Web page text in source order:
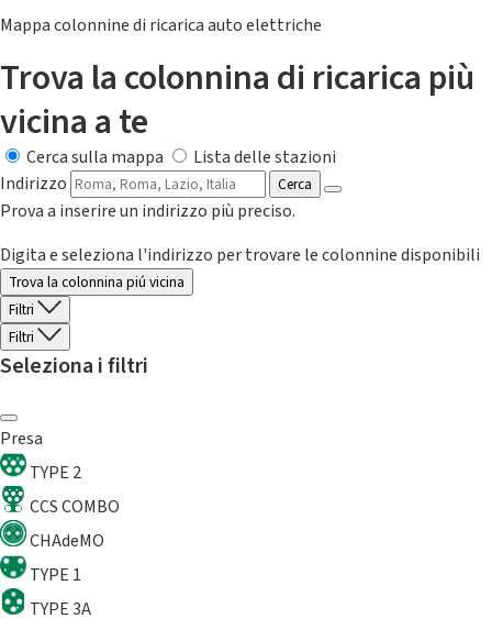
Mappa colonnine di ricarica auto elettriche
Trova la colonnina di ricarica più
vicina a te
Cerca sulla mappa
Lista delle stazioni
Indirizzo
Cerca
Prova a inserire un indirizzo più preciso.
Digita e seleziona l'indirizzo per trovare le colonnine disponibili
Trova la colonnina piú vicina
Filtri
Filtri
Seleziona i filtri
Presa
TYPE 2
CCS COMBO
CHAdeMO
TYPE 1
TYPE 3A